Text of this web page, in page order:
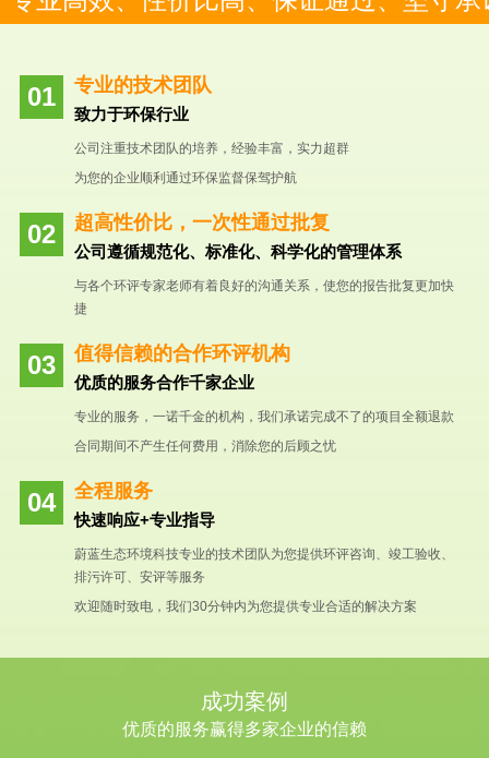
专业的技术团队
致力于环保行业
公司注重技术团队的培养，经验丰富，实力超群
为您的企业顺利通过环保监督保驾护航
超高性价比，一次性通过批复
公司遵循规范化、标准化、科学化的管理体系
与各个环评专家老师有着良好的沟通关系，使您的报告批复更加快
捷
值得信赖的合作环评机构
优质的服务合作千家企业
专业的服务，一诺千金的机构，我们承诺完成不了的项目全额退款
合同期间不产生任何费用，消除您的后顾之忧
全程服务
快速响应+专业指导
蔚蓝生态环境科技专业的技术团队为您提供环评咨询、竣工验收、
排污许可、安评等服务
欢迎随时致电，我们30分钟内为您提供专业合适的解决方案
成功案例
优质的服务赢得多家企业的信赖